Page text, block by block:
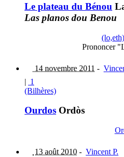
Le plateau du Bénou
Las planos dou Benou
Prononcer
14 novembre 2011 -
| 1
(Bilhères)
Ourdos Ordòs
13 août 2010 - Vincent P.